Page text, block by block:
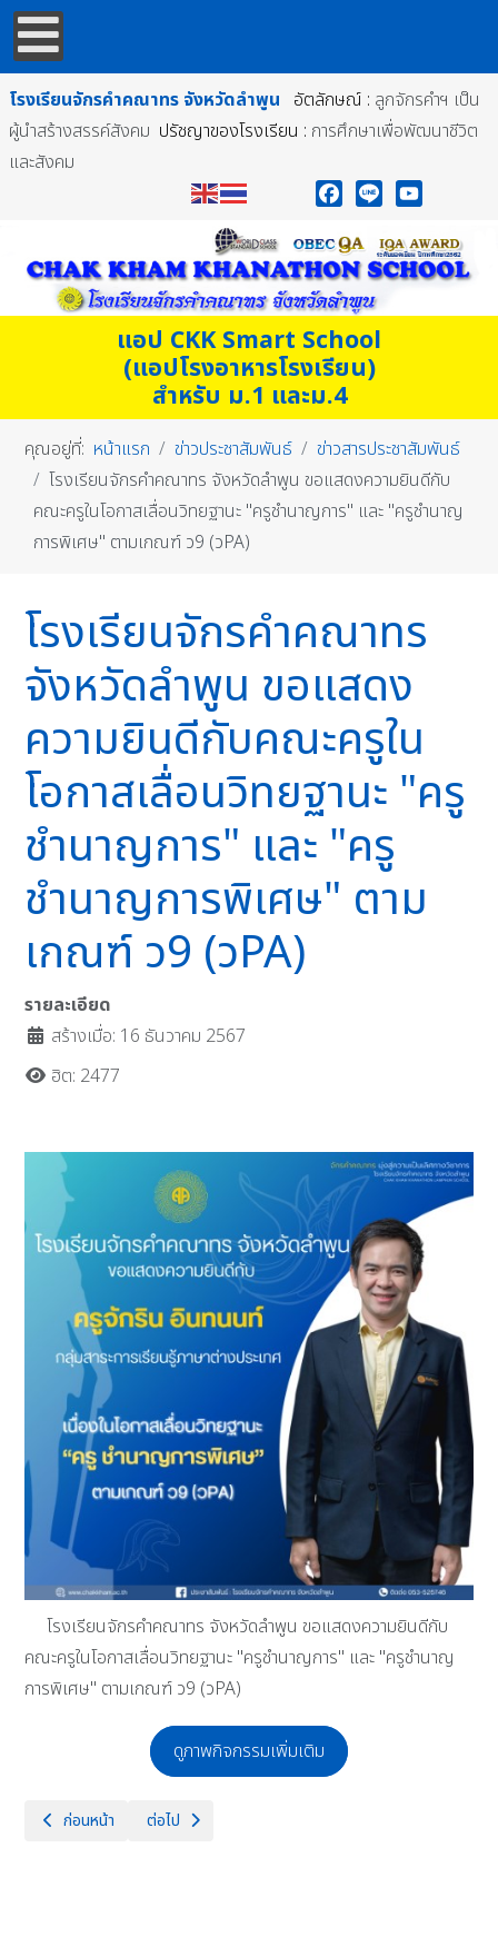
โรงเรียนจักรคำคณาทร จังหวัดลำพูน อัตลักษณ์ : ลูกจักรคำฯ เป็น
ผู้นำสร้างสรรค์สังคม ปรัชญาของโรงเรียน : การศึกษาเพื่อพัฒนาชีวิต
และสังคม
แอป CKK Smart School
(แอปโรงอาหารโรงเรียน)
สำหรับ ม.1 และม.4
คุณอยู่ที่: หน้าแรก ข่าวประชาสัมพันธ์
ข่าวสารประชาสัมพันธ์
โรงเรียนจักรคำคณาทร จังหวัดลำพูน ขอแสดงความยินดีกับ
คณะครูในโอกาสเลื่อนวิทยฐานะ "ครูชำนาญการ" และ "ครูชำนาญ
การพิเศษ" ตามเกณฑ์ ว9 (วPA)
โรงเรียนจักรคำคณาทร
จังหวัดลำพูน ขอแสดง
ความยินดีกับคณะครูใน
โอกาสเลื่อนวิทยฐานะ "ครู
ชำนาญการ" และ "ครู
ชำนาญการพิเศษ" ตาม
เกณฑ์ ว9 (วPA)
รายละเอียด
สร้างเมื่อ: 16 ธันวาคม 2567
ฮิต: 2477
โรงเรียนจักรคำคณาทร จังหวัดลำพูน ขอแสดงความยินดีกับ
คณะครูในโอกาสเลื่อนวิทยฐานะ "ครูชำนาญการ" และ "ครูชำนาญ
การพิเศษ" ตามเกณฑ์ ว9 (วPA)
ดูภาพกิจกรรมเพิ่มเติม
เนื้อหาก่อนหน้า: โรงเรียนจักรคำคณาทร จังหวัดลำพูนขอแสดงความยินดี แ
ก่อนหน้า เนื้อหาถัดไป: วันเสาร์ที่ 14 และอาทิตย์ที่ 15 ธันวาคม
ต่อไป